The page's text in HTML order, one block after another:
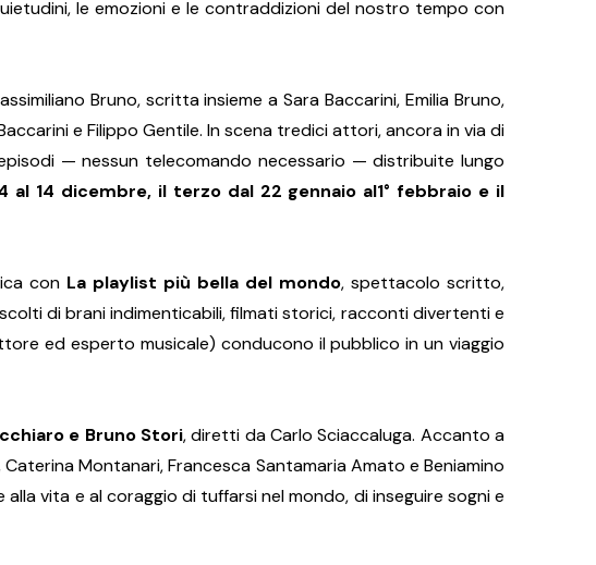
le emozioni e le contraddizioni del nostro tempo con
Bruno, scritta insieme a Sara Baccarini, Emilia Bruno,
e Filippo Gentile. In scena tredici attori, ancora in via di
— nessun telecomando necessario — distribuite lungo
14 dicembre, il terzo dal 22 gennaio al1° febbraio e il
con La playlist più bella del mondo, spettacolo scritto,
di brani indimenticabili, filmati storici, racconti divertenti e
ed esperto musicale) conducono il pubblico in un viaggio
e Bruno Stori, diretti da Carlo Sciaccaluga. Accanto a
Montanari, Francesca Santamaria Amato e Beniamino
vita e al coraggio di tuffarsi nel mondo, di inseguire sogni e